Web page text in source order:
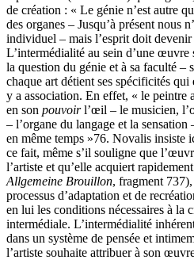
de création : « Le génie n’est autre
des organes – Jusqu’à présent nous
individuel – mais l’esprit doit devenir
L’intermédialité au sein d’une œuvre
la question du génie et à sa faculté –
chaque art détient ses spécificités
y a association. En effet, « le peintre
en son pouvoirl’œil – le musicien,
– l’organe du langage et la
en même temps »76. Novalis insiste
ce fait, même s’il souligne que
l’artiste et qu’elle acquiert
Allgemeine Brouillon, fragment
processus d’adaptation et de
en lui les conditions nécessaires à la
intermédiale. L’intermédialité
dans un système de pensée et
l’artiste souhaite attribuer à son